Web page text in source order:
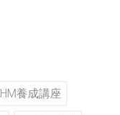
HM養成講座